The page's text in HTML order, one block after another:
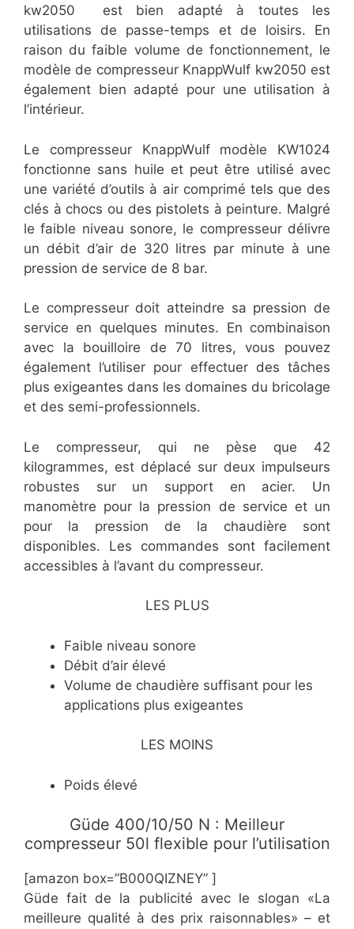
kw2050 est bien adapté à toutes les
utilisations de passe-temps et de loisirs. En
raison du faible volume de fonctionnement, le
modèle de compresseur KnappWulf kw2050 est
également bien adapté pour une utilisation à
l’intérieur.
Le compresseur KnappWulf modèle KW1024
fonctionne sans huile et peut être utilisé avec
une variété d’outils à air comprimé tels que des
clés à chocs ou des pistolets à peinture. Malgré
le faible niveau sonore, le compresseur délivre
un débit d’air de 320 litres par minute à une
pression de service de 8 bar.
Le compresseur doit atteindre sa pression de
service en quelques minutes. En combinaison
avec la bouilloire de 70 litres, vous pouvez
également l’utiliser pour effectuer des tâches
plus exigeantes dans les domaines du bricolage
et des semi-professionnels.
Le compresseur, qui ne pèse que 42
kilogrammes, est déplacé sur deux impulseurs
robustes sur un support en acier. Un
manomètre pour la pression de service et un
pour la pression de la chaudière sont
disponibles. Les commandes sont facilement
accessibles à l’avant du compresseur.
LES PLUS
Faible niveau sonore
Débit d’air élevé
Volume de chaudière suffisant pour les
applications plus exigeantes
LES MOINS
Poids élevé
Güde 400/10/50 N : Meilleur
compresseur 50l flexible pour l’utilisation
[amazon box=”B000QIZNEY” ]
Güde fait de la publicité avec le slogan «La
meilleure qualité à des prix raisonnables» – et